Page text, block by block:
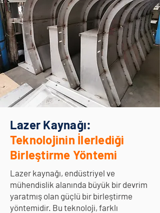
Lazer Kaynağı:
Teknolojinin İlerlediği
Birleştirme Yöntemi
Lazer kaynağı, endüstriyel ve
mühendislik alanında büyük bir devrim
yaratmış olan güçlü bir birleştirme
yöntemidir. Bu teknoloji, farklı